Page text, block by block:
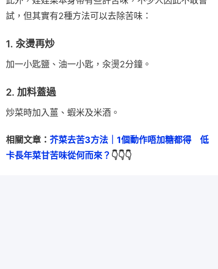
試，但其實有2種方法可以去除苦味：
1. 汆燙再炒
加一小匙鹽、油一小匙，汆燙2分鐘。
2. 加料蓋過
炒菜時加入薑、蝦米及米酒。
相關文章： 芥菜去苦3方法｜1個動作唔加糖都得　低
卡長年菜甘苦味從何而來？ 👇👇👇